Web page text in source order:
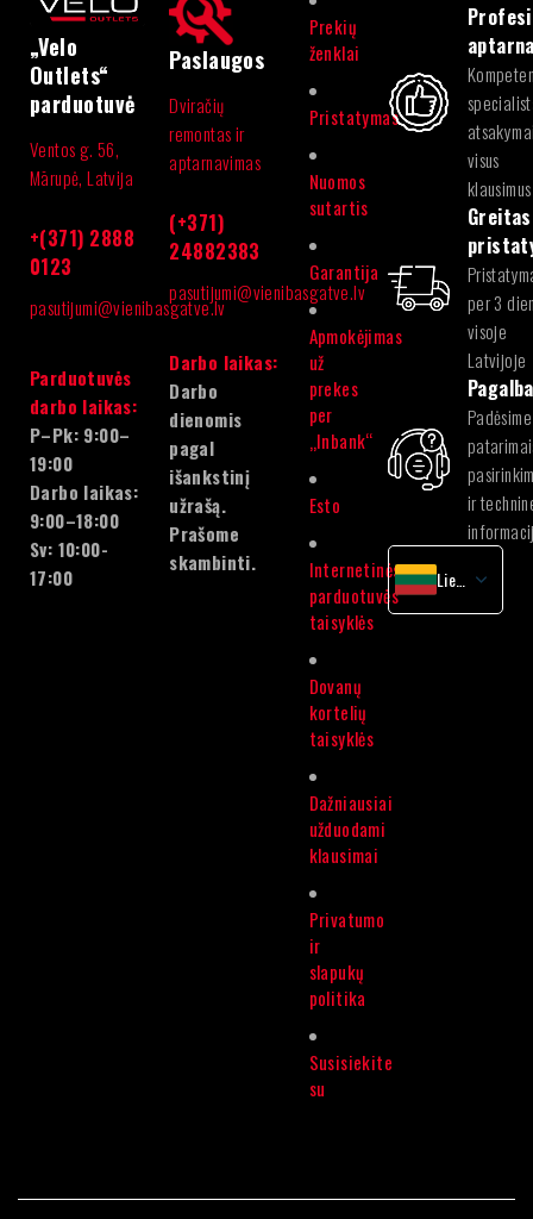
„Velo
Outlets“
parduotuvė
Ventos g. 56,
Mārupė, Latvija
+(371) 2888
0123
pasutijumi@vienibasgatve.lv
Parduotuvės
darbo laikas:
P–Pk: 9:00–
19:00
Darbo laikas:
9:00–18:00
Sv: 10:00-
17:00
Paslaugos
Dviračių
remontas ir
aptarnavimas
(+371)
24882383
pasutijumi@vienibasgatve.lv
Darbo laikas:
Darbo
dienomis
pagal
išankstinį
užrašą.
Prašome
skambinti.
Prekių
ženklai
Pristatymas
Nuomos
sutartis
Garantija
Apmokėjimas
už
prekes
per
„Inbank“
Esto
Internetinės
parduotuvės
taisyklės
Dovanų
kortelių
taisyklės
Dažniausiai
užduodami
klausimai
Privatumo
ir
slapukų
politika
Susisiekite
su
visus
klausimus
Greitas
per 3
visoje
Latvijoje
Pagalba
Padėsime
ir
Lietuvių
latvių